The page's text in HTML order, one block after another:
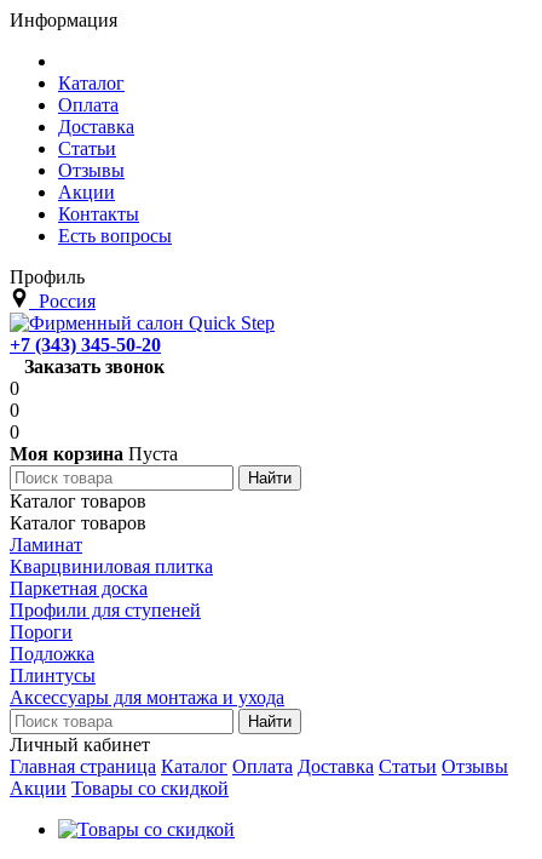
Информация
Каталог
Оплата
Доставка
Статьи
Отзывы
Акции
Контакты
Есть вопросы
Профиль
Россия
+7 (343) 345-50-20
Заказать звонок
0
0
0
Моя корзина Пуста
Каталог товаров
Каталог товаров
Ламинат
Кварцвиниловая плитка
Паркетная доска
Профили для ступеней
Пороги
Подложка
Плинтусы
Аксессуары для монтажа и ухода
Личный кабинет
Главная страница Каталог Оплата Доставка Статьи Отзывы
Акции Товары со скидкой